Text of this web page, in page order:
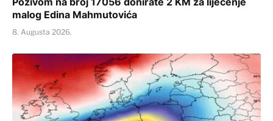
malog Edina Mahmutovića
8. Augusta 2026.